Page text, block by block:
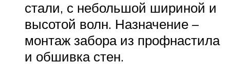
стали, с небольшой шириной и
высотой волн. Назначение –
монтаж забора из профнастила
и обшивка стен.